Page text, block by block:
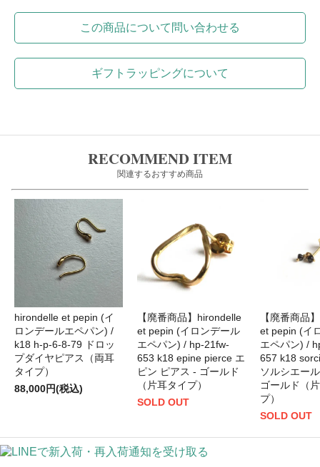
この商品について問い合わせる
ギフトラッピングについて
RECOMMEND ITEM
関連するおすすめ商品
hirondelle et pepin (イ
ロンデールエペパン) /
k18 h-p-6-8-79 ドロッ
プダイヤピアス（両耳
タイプ）
88,000円(税込)
【廃番商品】hirondelle
et pepin (イロンデール
エペパン) / hp-21fw-
653 k18 epine pierce エ
ピン ピアス - ゴールド
（片耳タイプ）
SOLD OUT
【廃番商品
et pepin (イ
エペパン) /
657 k18
ソルシエー
ゴールド（
プ）
SOLD OUT